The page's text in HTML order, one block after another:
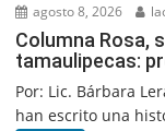
agosto 8, 2026
Columna Rosa,
tamaulipecas:
Por: Lic. Bárbara
han escrito una